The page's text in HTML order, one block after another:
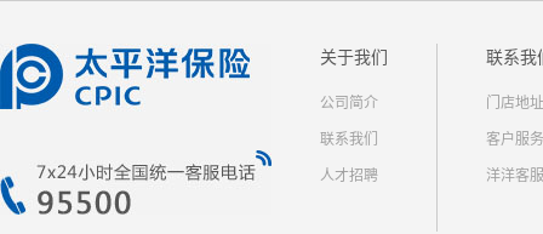
关于我们
公司简介
联系我们
人才招聘
联系我
门店地址
客户服务
洋洋客服